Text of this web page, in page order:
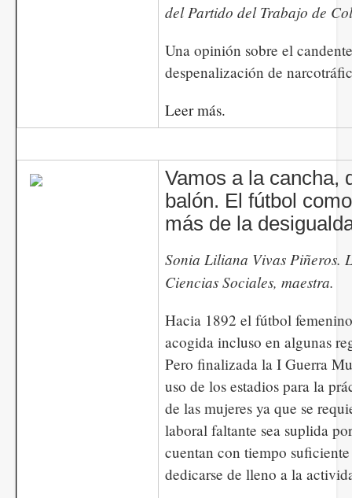
del Partido del Trabajo de
Una opinión sobre el
despenalización de
Leer más.
Vamos a la cancha,
balón. El fútbol
más de la
Sonia Liliana Vivas Piñeros.
Ciencias Sociales, maestra.
Hacia 1892 el fútbol
acogida incluso en algunas
Pero finalizada la I Guerra
uso de los estadios para la
de las mujeres ya que se
laboral faltante sea suplida
cuentan con tiempo
dedicarse de lleno a la